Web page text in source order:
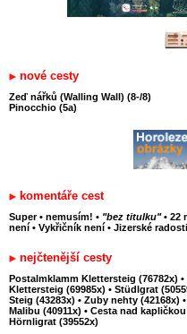
nové cesty
Zeď nářků (Walling Wall) (8-/8)
Pinocchio (5a)
komentáře cest
Super • nemusím! • "bez titulku" • 22
není • Vykřičník není • Jizerské radosti
nejčtenější cesty
Postalmklamm Klettersteig (76782x) •
Klettersteig (69985x) • Stüdlgrat
Steig (43283x) • Zuby nehty (42168x) •
Malibu (40911x) • Cesta nad kapličkou
Hörnligrat (39552x)